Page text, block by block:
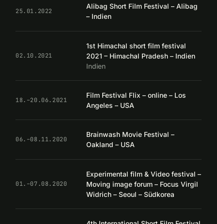
25.01.2022
Alibag Short Film Festival – Alibag
– Indien
02.10.2021
1st Himachal short film festival
2021 – Himachal Pradesh – Indien
Indien
18.–20.06.2021
Film Festival Flix – online – Los
Angeles – USA
06.–08.11.2020
Brainwash Movie Festival –
Oakland – USA
01.–07.08.2020
Experimental film & Video festival –
Moving image forum – Focus Virgil
Widrich – Seoul – Südkorea